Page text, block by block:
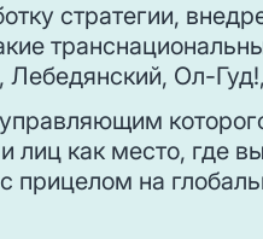
стратегии,
Ол-
лиц как место, где
прицелом на